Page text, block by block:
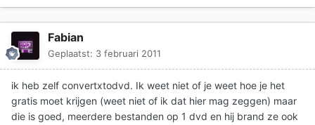
Fabian
Geplaatst: 3 februari 2011
ik heb zelf convertxtodvd. Ik weet niet of je weet hoe je het
gratis moet krijgen (weet niet of ik dat hier mag zeggen) maar
die is goed, meerdere bestanden op 1 dvd en hij brand ze ook